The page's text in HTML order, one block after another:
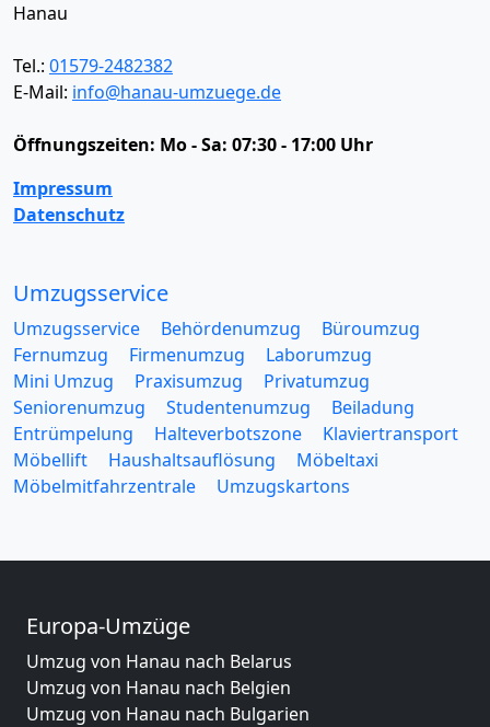
Hanau
Tel.: 01579-2482382
E-Mail: info@hanau-umzuege.de
Öffnungszeiten: Mo - Sa: 07:30 - 17:00 Uhr
Impressum
Datenschutz
Umzugsservice
Umzugsservice Behördenumzug
Büroumzug
Fernumzug
Firmenumzug
Laborumzug
Mini Umzug
Praxisumzug
Privatumzug
Seniorenumzug
Studentenumzug
Beiladung
Entrümpelung
Halteverbotszone
Klaviertransport
Möbellift
Haushaltsauflösung
Möbeltaxi
Möbelmitfahrzentrale
Umzugskartons
Europa-Umzüge
Umzug von Hanau nach Belarus
Umzug von Hanau nach Belgien
Umzug von Hanau nach Bulgarien